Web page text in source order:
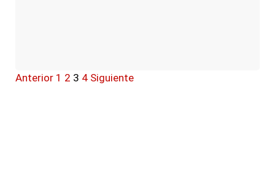
Anterior 1 2 3 4 Siguiente